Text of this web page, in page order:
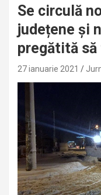
Se circulă
județene și
pregătită
27 ianuarie 2021